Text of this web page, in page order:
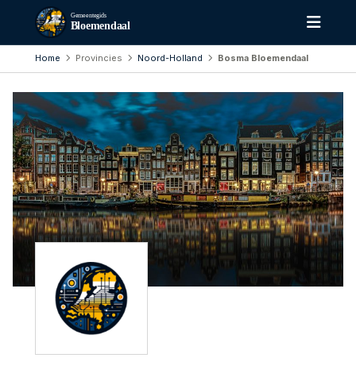
Gemeentegids
Bloemendaal
Home Provincies Noord-Holland Bosma Bloemendaal